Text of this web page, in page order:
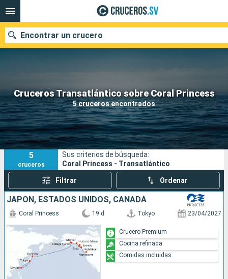
Cruceros Transatlántico sobre Coral Princess
5 cruceros encontrados
Encontrar un crucero
Nuestros destinos
Fecha de salida
Puertos Compañías
Buscar
5
cruceros
Sus criterios de búsqueda:
Coral Princess - Transatlántico
Filtrar Ordenar
JAPÓN, ESTADOS UNIDOS, CANADÁ
Coral Princess 19 d Tokyo 23/04/2027
Crucero Premium
Cocina refinada
Comidas incluidas